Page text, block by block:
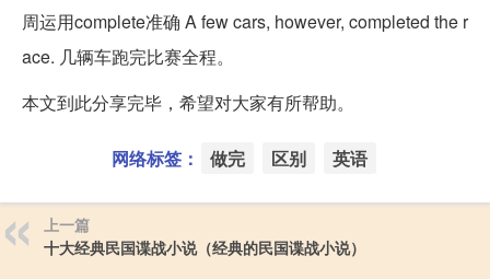
周运用complete准确 A few cars, however, completed the r
ace. 几辆车跑完比赛全程。
本文到此分享完毕，希望对大家有所帮助。
网络标签： 做完 区别 英语
上一篇
十大经典民国谍战小说（经典的民国谍战小说）